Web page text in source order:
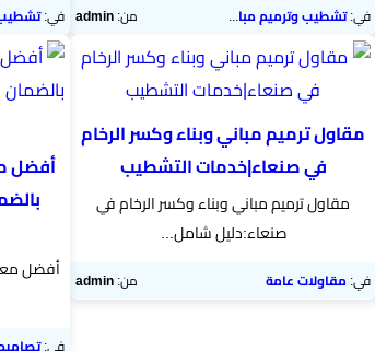
في:تشطيب وترميم مباني من:admin في:تشطيب
مقاول ترميم مباني وبناء وكسر الرخام
في صنعاء|خدمات التشطيب
مقاول ترميم مباني وبناء وكسر الرخام في
صنعاء:دليل شامل...
في:مقاولات عامة من:admin
أفضل
أفضل